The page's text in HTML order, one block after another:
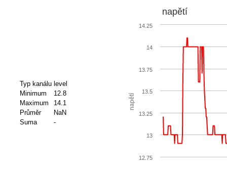
Typ kanálu level
Minimum
12.8
Maximum
14.1
Průměr
NaN
Suma
-
napětí
napětí
12.75
13
13.25
13.5
13.75
14
14.25